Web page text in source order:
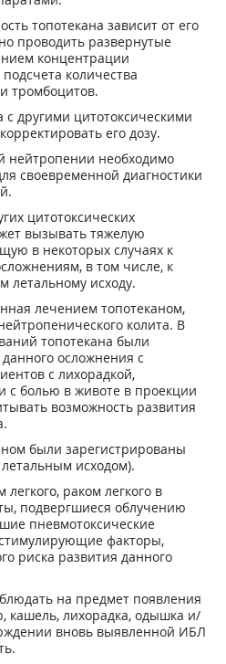
топотекана зависит от его
проводить развернутые
концентрации
количества
тромбоцитов.
другими цитотоксическими
его дозу.
нейтропении необходимо
своевременной диагностики
цитотоксических
вызывать тяжелую
в некоторых случаях к
в том числе, к
летальному исходу.
лечением топотеканом,
колита. В
топотекана были
осложнения с
с лихорадкой,
с болью в животе в проекции
возможность развития
были зарегистрированы
исходом).
раком легкого в
подвергшиеся облучению
пневмотоксические
факторы,
риска развития данного
на предмет появления
лихорадка, одышка и/
вновь выявленной ИБЛ